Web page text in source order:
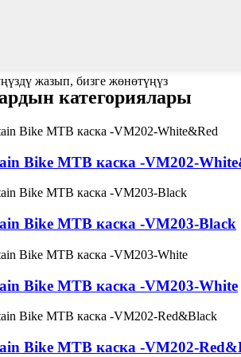
жазып, бизге жөнөтүңүз
категориялары
Bike MTB каска -VM202-
Bike MTB каска -VM203-Black
Bike MTB каска -VM203-White
Bike MTB каска -VM202-